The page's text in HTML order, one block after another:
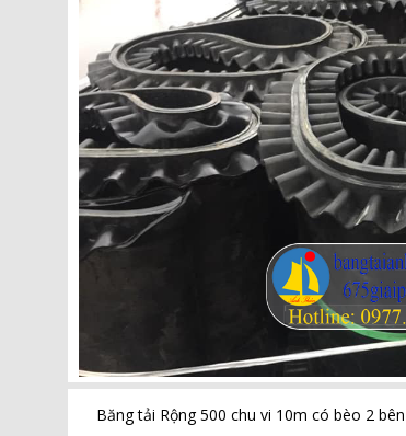
Băng tải Rộng 500 chu vi 10m có bèo 2